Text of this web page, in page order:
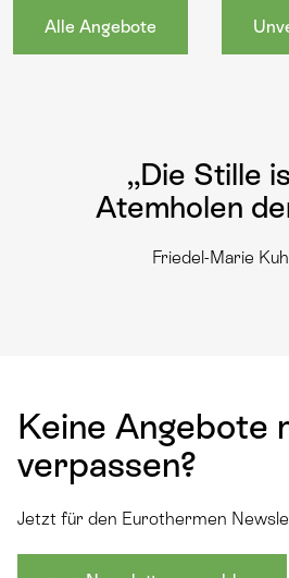
Alle Angebote
„Die Stille
Atemholen
Friedel-Marie
Keine Angebote
verpassen?
Jetzt für den Eurothermen